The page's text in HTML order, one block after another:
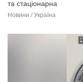
та стаціонарна
Новини / Україна